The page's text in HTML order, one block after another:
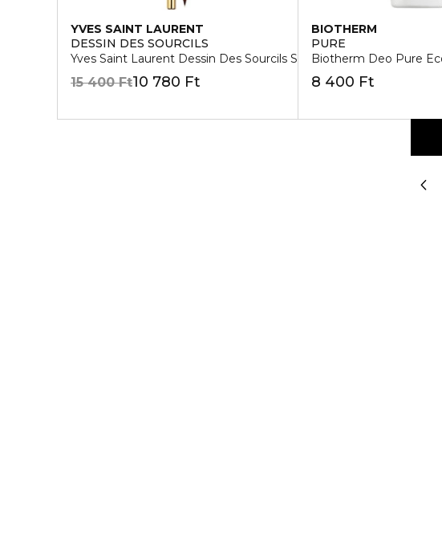
YVES SAINT LAURENT
DESSIN DES SOURCILS
Yves Saint Laurent Dessin Des Sourcils Szemöldökceruza
10 780 Ft
15 400 Ft
BIOTHERM
PURE
Biotherm Deo Pure
8 400 Ft